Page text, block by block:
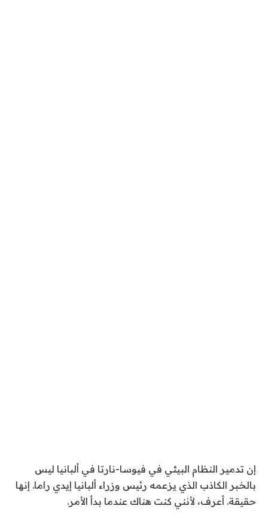
إن تدمير النظام البيئي في فيوسا-نارتا في ألبانيا ليس
بالخبر الكاذب الذي يزعمه رئيس وزراء ألبانيا إيدي راما. إنها
حقيقة. أعرف، لأنني كنت هناك عندما بدأ الأمر.